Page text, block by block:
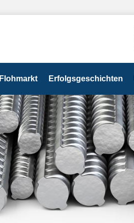
Flohmarkt Erfolgsgeschichten